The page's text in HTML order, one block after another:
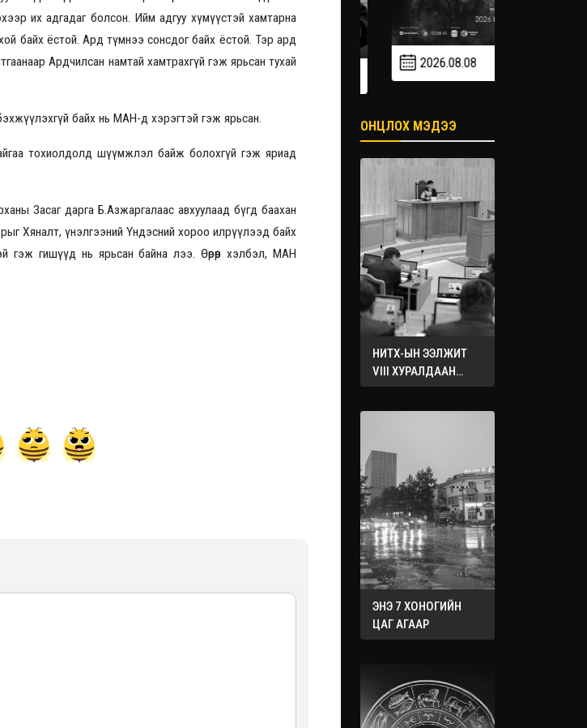
их адгадаг болсон. Ийм адгуу хүмүүстэй хамтарна
байх ёстой. Ард түмнээ сонсдог байх ёстой. Тэр ард
Ардчилсан намтай хамтрахгүй гэж ярьсан тухай
байх нь МАН-д хэрэгтэй гэж ярьсан.
тохиолдолд шүүмжлэл байж болохгүй гэж яриад
Засаг дарга Б.Азжаргалаас авхуулаад бүгд баахан
Хяналт, үнэлгээний Үндэсний хороо илрүүлээд байх
гишүүд нь ярьсан байна лээ. Өөрөөр хэлбэл, МАН
2026.08.30 20:00 2026.08.08
ОНЦЛОХ МЭДЭЭ
НИТХ-ЫН ЭЭЛЖИТ
VIII ХУРАЛДААН
ҮРГЭЛЖИЛЖ БАЙНА
ЭНЭ 7 ХОНОГИЙН
ЦАГ АГААР